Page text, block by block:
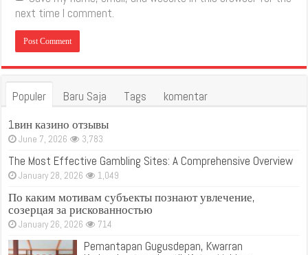
next time I comment.
Populer Baru Saja Tags
komentar
1вин казино отзывы
June 7, 2026 3,783
The Most Effective Gambling Sites: A Comprehensive Overview
January 28, 2026 1,049
По каким мотивам субъекты познают увлечение,
созерцая за рискованностью
January 26, 2026 714
Pemantapan Gugusdepan, Kwarran